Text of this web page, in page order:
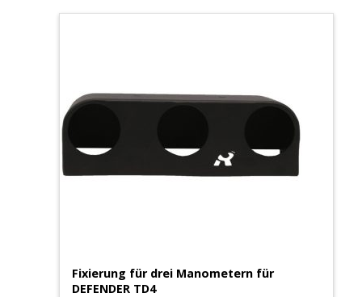
Fixierung für drei Manometern für
DEFENDER TD4